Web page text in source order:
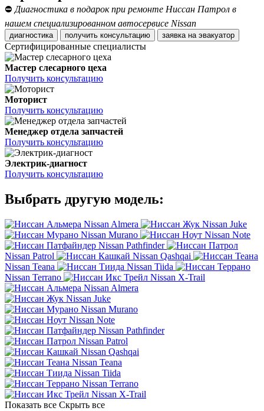
⛔ Диагностика в подарок при ремонте Ниссан Патрол в
нашем специализированном автосервисе Nissan
диагностика получить консультацию заявка на эвакуатор
Сертифицированные специалисты
Мастер слесарного цеха
Получить консультацию
Моторист
Получить консультацию
Менеджер отдела запчастей
Получить консультацию
Электрик-диагност
Получить консультацию
Выбрать другую модель:
Nissan Almera
Nissan Juke
Nissan Murano
Nissan Note
Nissan Pathfinder
Nissan Patrol
Nissan Qashqai
Nissan Teana
Nissan Tiida
Nissan Terrano
Nissan X-Trail
Nissan Almera
Nissan Juke
Nissan Murano
Nissan Note
Nissan Pathfinder
Nissan Patrol
Nissan Qashqai
Nissan Teana
Nissan Tiida
Nissan Terrano
Nissan X-Trail
Показать все Скрыть все